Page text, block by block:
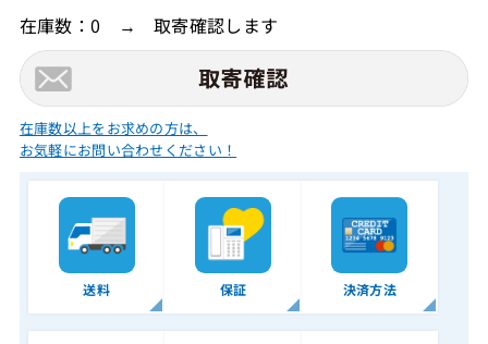
在庫数：0 → 取寄確認します
在庫数以上をお求めの方は、
お気軽にお問い合わせください！
送料 保証 決済方法